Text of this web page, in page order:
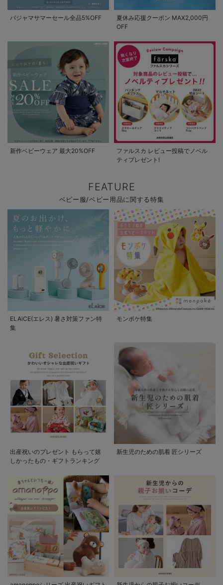
パジャマサマーセール全品5%OFF
夏休み応援クーポン MAX2,000円
OFF
新作ベビーウェア 最大20%OFF
ファルスカ レビュー投稿でノベル
ティプレゼント!
FEATURE
ベビー服/ベビー用品に関する特集
ELAiCE(エレス) 暑さ対策ファン特
集
モンポケ特集
出産祝いのプレゼント もらって嬉
しかったもの・ギフトランキング
新生児のための肌着 匠シリーズ